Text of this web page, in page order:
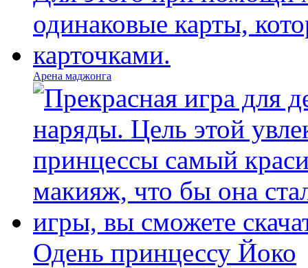
Арена маджонга
Одень принцессу Йоко